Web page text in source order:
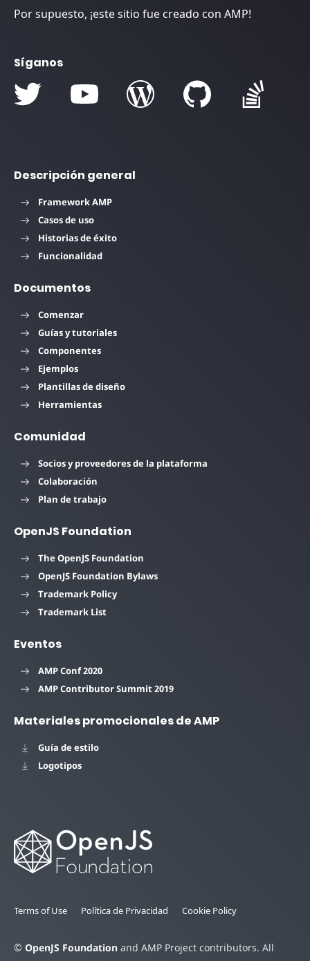
Por supuesto, ¡este sitio fue creado con AMP!
Síganos
Descripción general
Framework AMP
Casos de uso
Historias de éxito
Funcionalidad
Documentos
Comenzar
Guías y tutoriales
Componentes
Ejemplos
Plantillas de diseño
Herramientas
Comunidad
Socios y proveedores de la plataforma
Colaboración
Plan de trabajo
OpenJS Foundation
The OpenJS Foundation
OpenJS Foundation Bylaws
Trademark Policy
Trademark List
Eventos
AMP Conf 2020
AMP Contributor Summit 2019
Materiales promocionales de AMP
Guía de estilo
Logotipos
Terms of Use Política de Privacidad Cookie Policy
© OpenJS Foundation and AMP Project contributors. All